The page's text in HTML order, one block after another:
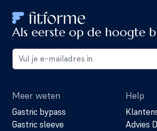
Als eerste op de hoogte
Meer weten
Gastric bypass
Gastric sleeve
Help
Advies